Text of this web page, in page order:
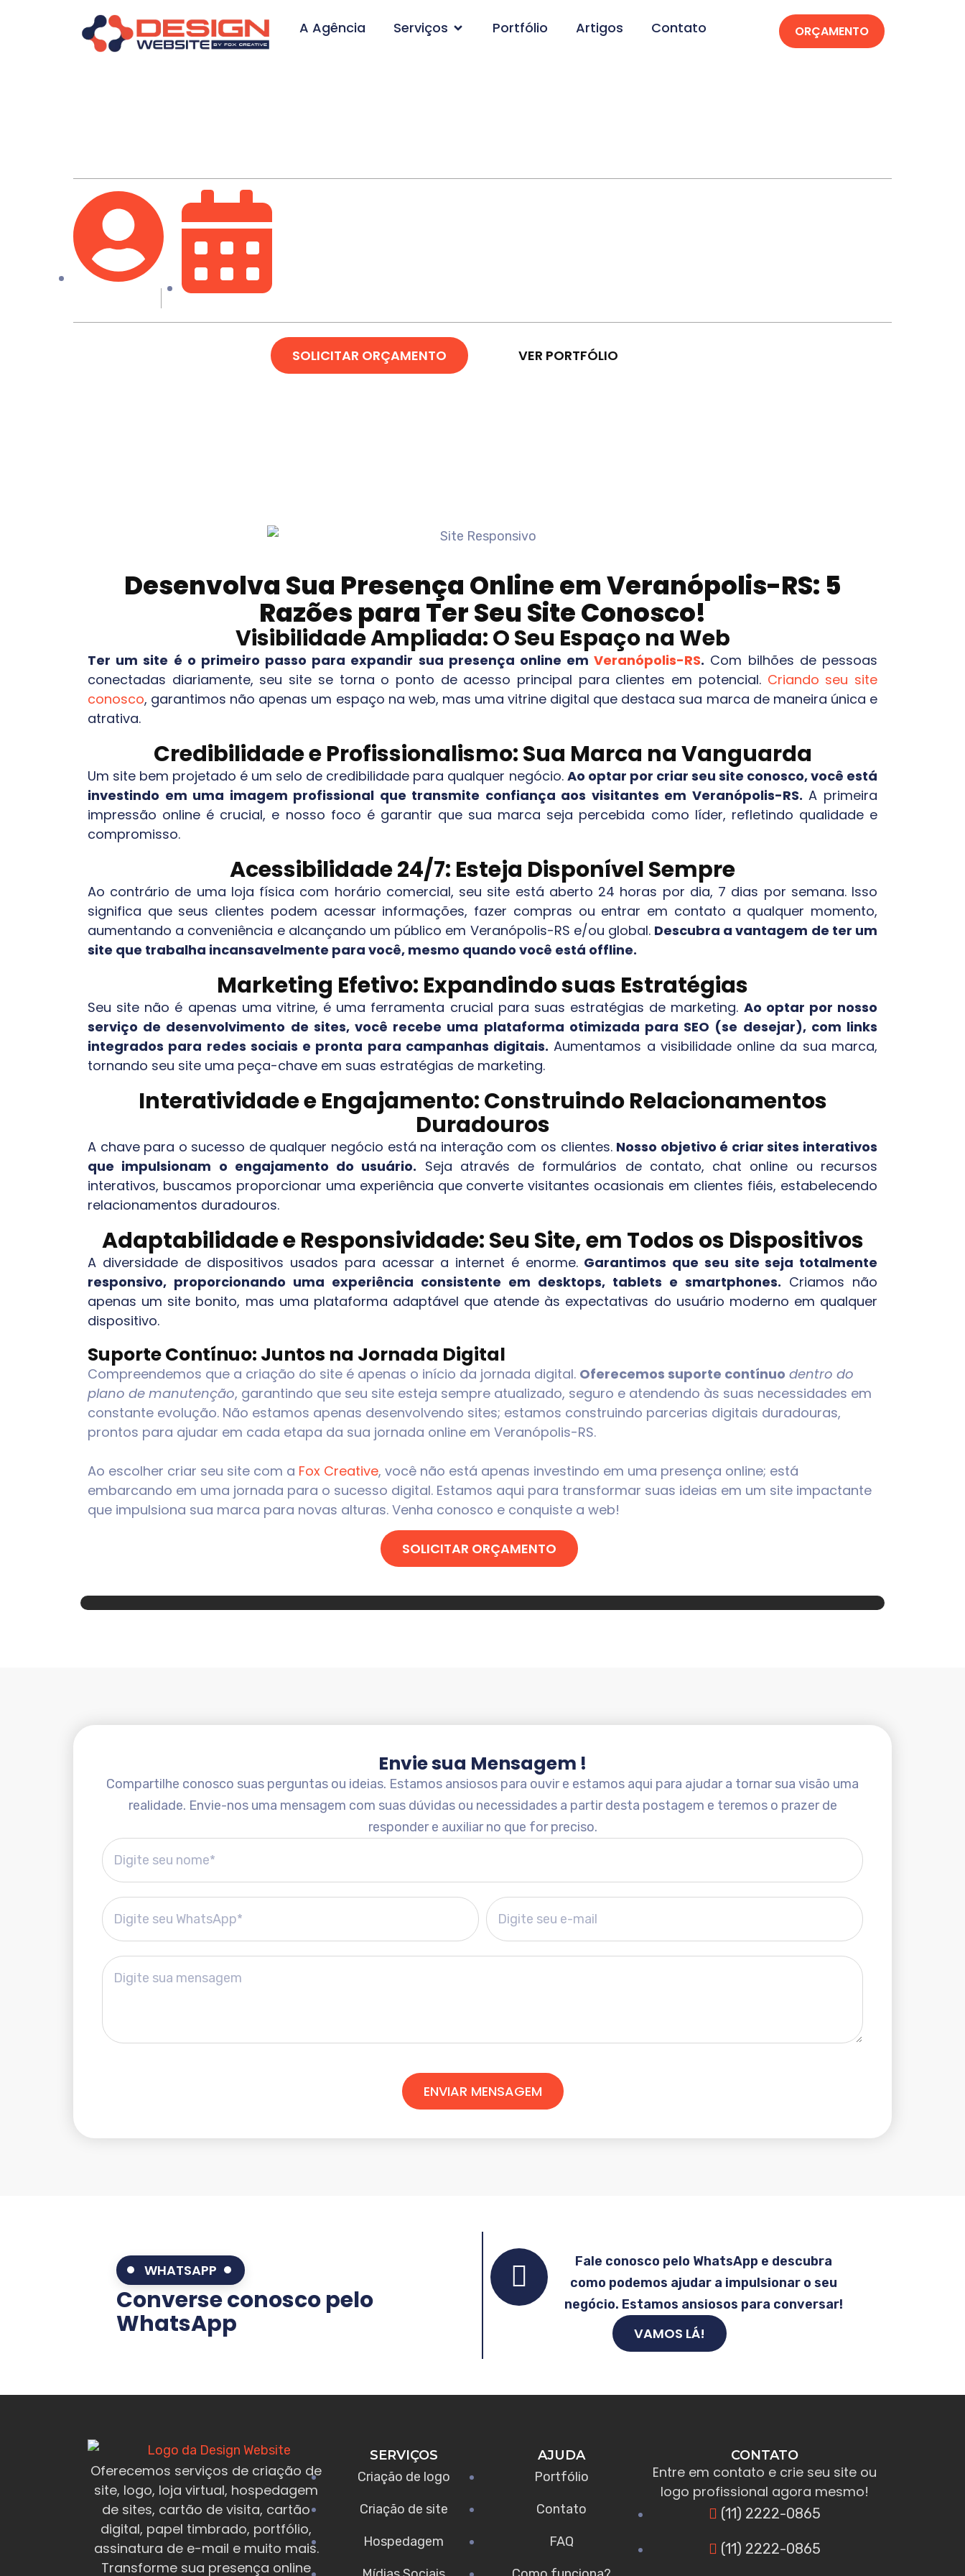
A Agência Serviços Portfólio Artigos Contato ORÇAMENTO
SOLICITAR ORÇAMENTO VER PORTFÓLIO
Desenvolva Sua Presença Online emVeranópolis-RS: 5
Razões para Ter Seu Site Conosco!
Visibilidade Ampliada: O Seu Espaço na Web
Ter um site é o primeiro passo para expandir sua presença online emVeranópolis-RS. Com bilhões de pessoas
conectadas diariamente, seu site se torna o ponto de acesso principal para clientes em potencial. Criando seu site
conosco, garantimos não apenas um espaço na web, mas uma vitrine digital que destaca sua marca de maneira única e
atrativa.
Credibilidade e Profissionalismo: Sua Marca na Vanguarda
Um site bem projetado é um selo de credibilidade para qualquer negócio. Ao optar por criar seu site conosco, você está
investindo em uma imagem profissional que transmite confiança aos visitantes em Veranópolis-RS. A primeira
impressão online é crucial, e nosso foco é garantir que sua marca seja percebida como líder, refletindo qualidade e
compromisso.
Acessibilidade 24/7: Esteja Disponível Sempre
Ao contrário de uma loja física com horário comercial, seu site está aberto 24 horas por dia, 7 dias por semana. Isso
significa que seus clientes podem acessar informações, fazer compras ou entrar em contato a qualquer momento,
aumentando a conveniência e alcançando um público em Veranópolis-RS e/ou global. Descubra a vantagem de ter um
site que trabalha incansavelmente para você, mesmo quando você está offline.
Marketing Efetivo: Expandindo suas Estratégias
Seu site não é apenas uma vitrine, é uma ferramenta crucial para suas estratégias de marketing. Ao optar por nosso
serviço de desenvolvimento de sites, você recebe uma plataforma otimizada para SEO (se desejar), com links
integrados para redes sociais e pronta para campanhas digitais. Aumentamos a visibilidade online da sua marca,
tornando seu site uma peça-chave em suas estratégias de marketing.
Interatividade e Engajamento: Construindo Relacionamentos
Duradouros
A chave para o sucesso de qualquer negócio está na interação com os clientes. Nosso objetivo é criar sites interativos
que impulsionam o engajamento do usuário. Seja através de formulários de contato, chat online ou recursos
interativos, buscamos proporcionar uma experiência que converte visitantes ocasionais em clientes fiéis, estabelecendo
relacionamentos duradouros.
Adaptabilidade e Responsividade: Seu Site, em Todos os Dispositivos
A diversidade de dispositivos usados para acessar a internet é enorme. Garantimos que seu site seja totalmente
responsivo, proporcionando uma experiência consistente em desktops, tablets e smartphones. Criamos não
apenas um site bonito, mas uma plataforma adaptável que atende às expectativas do usuário moderno em qualquer
dispositivo.
Suporte Contínuo: Juntos na Jornada Digital
Compreendemos que a criação do site é apenas o início da jornada digital. Oferecemos suporte contínuo dentro do
plano de manutenção, garantindo que seu site esteja sempre atualizado, seguro e atendendo às suas necessidades em
constante evolução. Não estamos apenas desenvolvendo sites; estamos construindo parcerias digitais duradouras,
prontos para ajudar em cada etapa da sua jornada online em Veranópolis-RS.
Ao escolher criar seu site com a Fox Creative, você não está apenas investindo em uma presença online; está
embarcando em uma jornada para o sucesso digital. Estamos aqui para transformar suas ideias em um site impactante
que impulsiona sua marca para novas alturas. Venha conosco e conquiste a web!
SOLICITAR ORÇAMENTO
Envie sua Mensagem !
Compartilhe conosco suas perguntas ou ideias. Estamos ansiosos para ouvir e estamos aqui para ajudar a tornar sua visão uma
realidade. Envie-nos uma mensagem com suas dúvidas ou necessidades a partir desta postagem e teremos o prazer de
responder e auxiliar no que for preciso.
ENVIAR MENSAGEM
WHATSAPP
Converse conosco pelo
WhatsApp
Fale conosco pelo WhatsApp e descubra
como podemos ajudar a impulsionar o seu
negócio. Estamos ansiosos para conversar!
VAMOS LÁ!
Oferecemos serviços de criação de
site, logo, loja virtual, hospedagem
de sites, cartão de visita, cartão
digital, papel timbrado, portfólio,
assinatura de e-mail e muito mais.
Transforme sua presença online
SERVIÇOS
Criação de logo
Criação de site
Hospedagem
AJUDA
Portfólio
Contato
FAQ
CONTATO
Entre em contato e crie seu site ou
logo profissional agora mesmo!
(11) 2222-0865
(11) 2222-0865